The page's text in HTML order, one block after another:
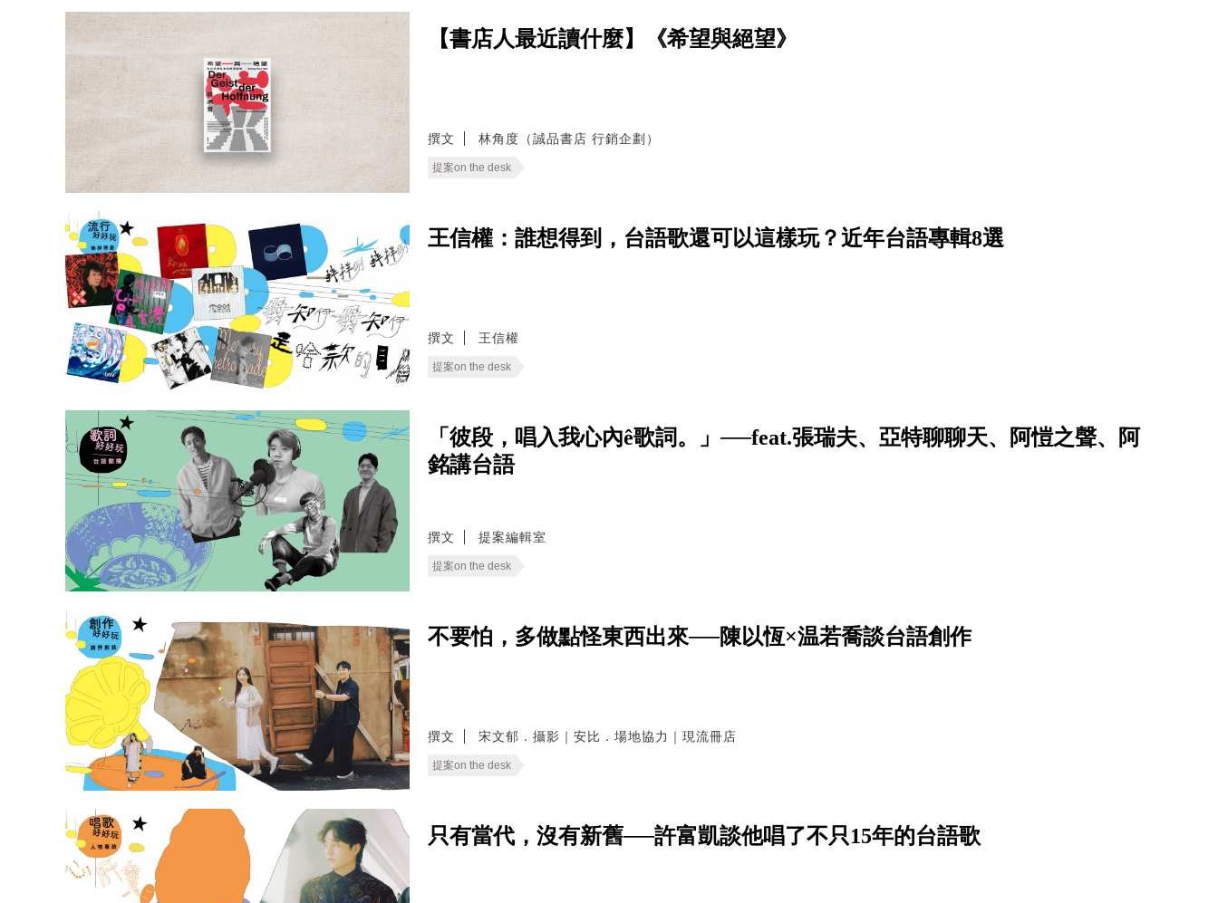
【書店人最近讀什麼】《希望與絕望》
撰文 林角度（誠品書店 行銷企劃）
提案on the desk
王信權：誰想得到，台語歌還可以這樣玩？近年台語專輯8選
撰文 王信權
提案on the desk
「彼段，唱入我心內ê歌詞。」──feat.張瑞夫、亞特聊聊天、阿愷之聲、阿
銘講台語
撰文 提案編輯室
提案on the desk
不要怕，多做點怪東西出來──陳以恆×温若喬談台語創作
撰文 宋文郁．攝影｜安比．場地協力｜現流冊店
提案on the desk
只有當代，沒有新舊──許富凱談他唱了不只15年的台語歌